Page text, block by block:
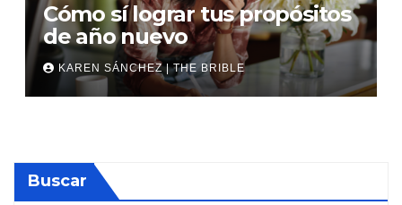
Cómo sí lograr tus propósitos
de año nuevo
KAREN SÁNCHEZ | THE BRIBLE
Buscar